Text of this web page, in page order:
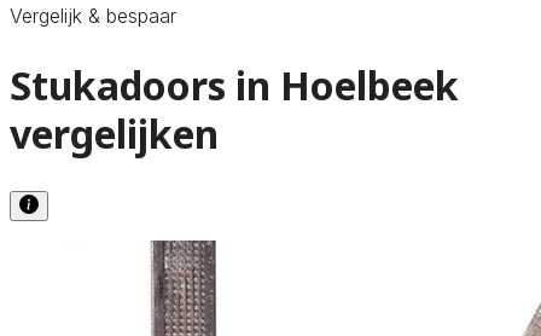
Vergelijk & bespaar
Stukadoors in Hoelbeek
vergelijken